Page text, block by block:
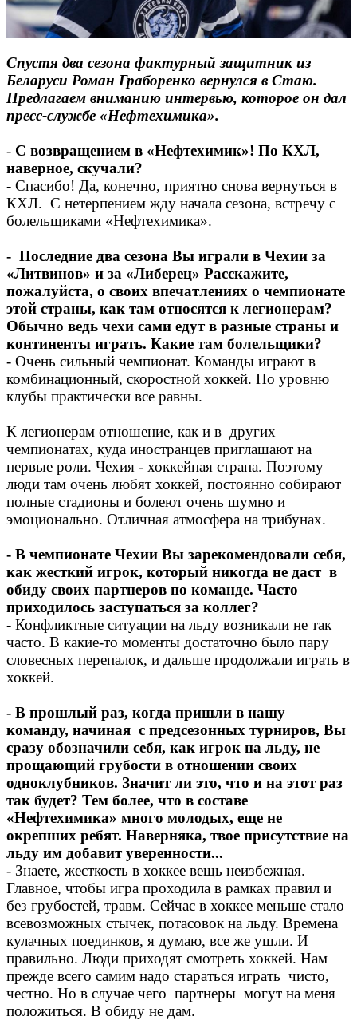
Спустя два сезона фактурный защитник из
Беларуси Роман Граборенко вернулся в Стаю.
Предлагаем вниманию интервью, которое он дал
пресс-службе «Нефтехимика».
- С возвращением в «Нефтехимик»! По КХЛ,
наверное, скучали?
- Спасибо! Да, конечно, приятно снова вернуться в
КХЛ. С нетерпением жду начала сезона, встречу с
болельщиками «Нефтехимика».
- Последние два сезона Вы играли в Чехии за
«Литвинов» и за «Либерец» Расскажите,
пожалуйста, о своих впечатлениях о чемпионате
этой страны, как там относятся к легионерам?
Обычно ведь чехи сами едут в разные страны и
континенты играть. Какие там болельщики?
- Очень сильный чемпионат. Команды играют в
комбинационный, скоростной хоккей. По уровню
клубы практически все равны.
К легионерам отношение, как и в других
чемпионатах, куда иностранцев приглашают на
первые роли. Чехия - хоккейная страна. Поэтому
люди там очень любят хоккей, постоянно собирают
полные стадионы и болеют очень шумно и
эмоционально. Отличная атмосфера на трибунах.
- В чемпионате Чехии Вы зарекомендовали себя,
как жесткий игрок, который никогда не даст в
обиду своих партнеров по команде. Часто
приходилось заступаться за коллег?
- Конфликтные ситуации на льду возникали не так
часто. В какие-то моменты достаточно было пару
словесных перепалок, и дальше продолжали играть в
хоккей.
- В прошлый раз, когда пришли в нашу
команду, начиная с предсезонных турниров, Вы
сразу обозначили себя, как игрок на льду, не
прощающий грубости в отношении своих
одноклубников. Значит ли это, что и на этот раз
так будет? Тем более, что в составе
«Нефтехимика» много молодых, еще не
окрепших ребят. Наверняка, твое присутствие на
льду им добавит уверенности...
- Знаете, жесткость в хоккее вещь неизбежная.
Главное, чтобы игра проходила в рамках правил и
без грубостей, травм. Сейчас в хоккее меньше стало
всевозможных стычек, потасовок на льду. Времена
кулачных поединков, я думаю, все же ушли. И
правильно. Люди приходят смотреть хоккей. Нам
прежде всего самим надо стараться играть чисто,
честно. Но в случае чего партнеры могут на меня
положиться. В обиду не дам.